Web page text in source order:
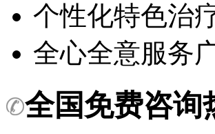
个性化特色治
全心全意服务
全国免费咨询